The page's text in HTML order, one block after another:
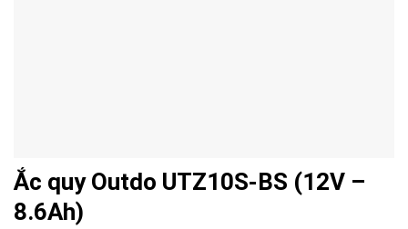
Ắc quy Outdo UTZ10S-BS (12V –
8.6Ah)